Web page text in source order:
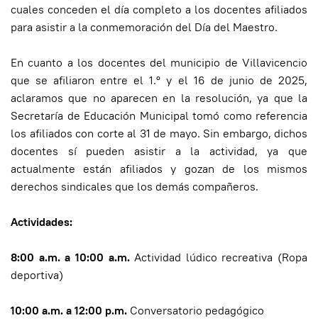
cuales conceden el día completo a los docentes afiliados
para asistir a la conmemoración del Día del Maestro.
En cuanto a los docentes del municipio de Villavicencio
que se afiliaron entre el 1.º y el 16 de junio de 2025,
aclaramos que no aparecen en la resolución, ya que la
Secretaría de Educación Municipal tomó como referencia
los afiliados con corte al 31 de mayo. Sin embargo, dichos
docentes sí pueden asistir a la actividad, ya que
actualmente están afiliados y gozan de los mismos
derechos sindicales que los demás compañeros.
Actividades:
8:00 a.m. a 10:00 a.m.Actividad lúdico recreativa (Ropa
deportiva)
10:00 a.m. a 12:00 p.m. Conversatorio pedagógico